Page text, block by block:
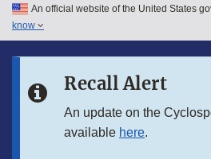
Skip to main content
Skip to in this section menu
An official website of the United States
know
Recall Alert
An update on the
available here.